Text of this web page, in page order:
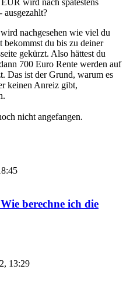
wird nach spätestens
ausgezahlt?
nachgesehen wie viel du
bekommst du bis zu deiner
gekürzt. Also hättest du
700 Euro Rente werden auf
Das ist der Grund, warum es
keinen Anreiz gibt,
nicht angefangen.
berechne ich die
13:29